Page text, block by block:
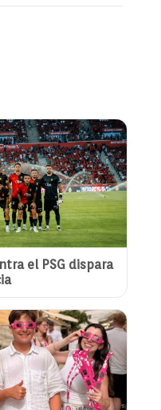
el PSG dispara